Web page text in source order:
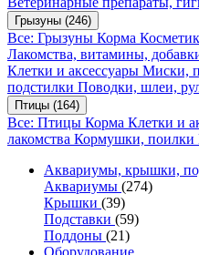
Грызуны (246)
Все: Грызуны Корма
Лакомства, витамины,
Клетки и аксессуары Миски,
подстилки Поводки, шлеи,
Птицы (164)
Все: Птицы Корма Клетки и
лакомства Кормушки, поилки
Аквариумы, крышки,
Аквариумы (274)
Крышки (39)
Подставки (59)
Поддоны (21)
Оборудование